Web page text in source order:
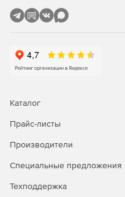
Каталог
Прайс-листы
Производители
Специальные предложения
Техподдержка